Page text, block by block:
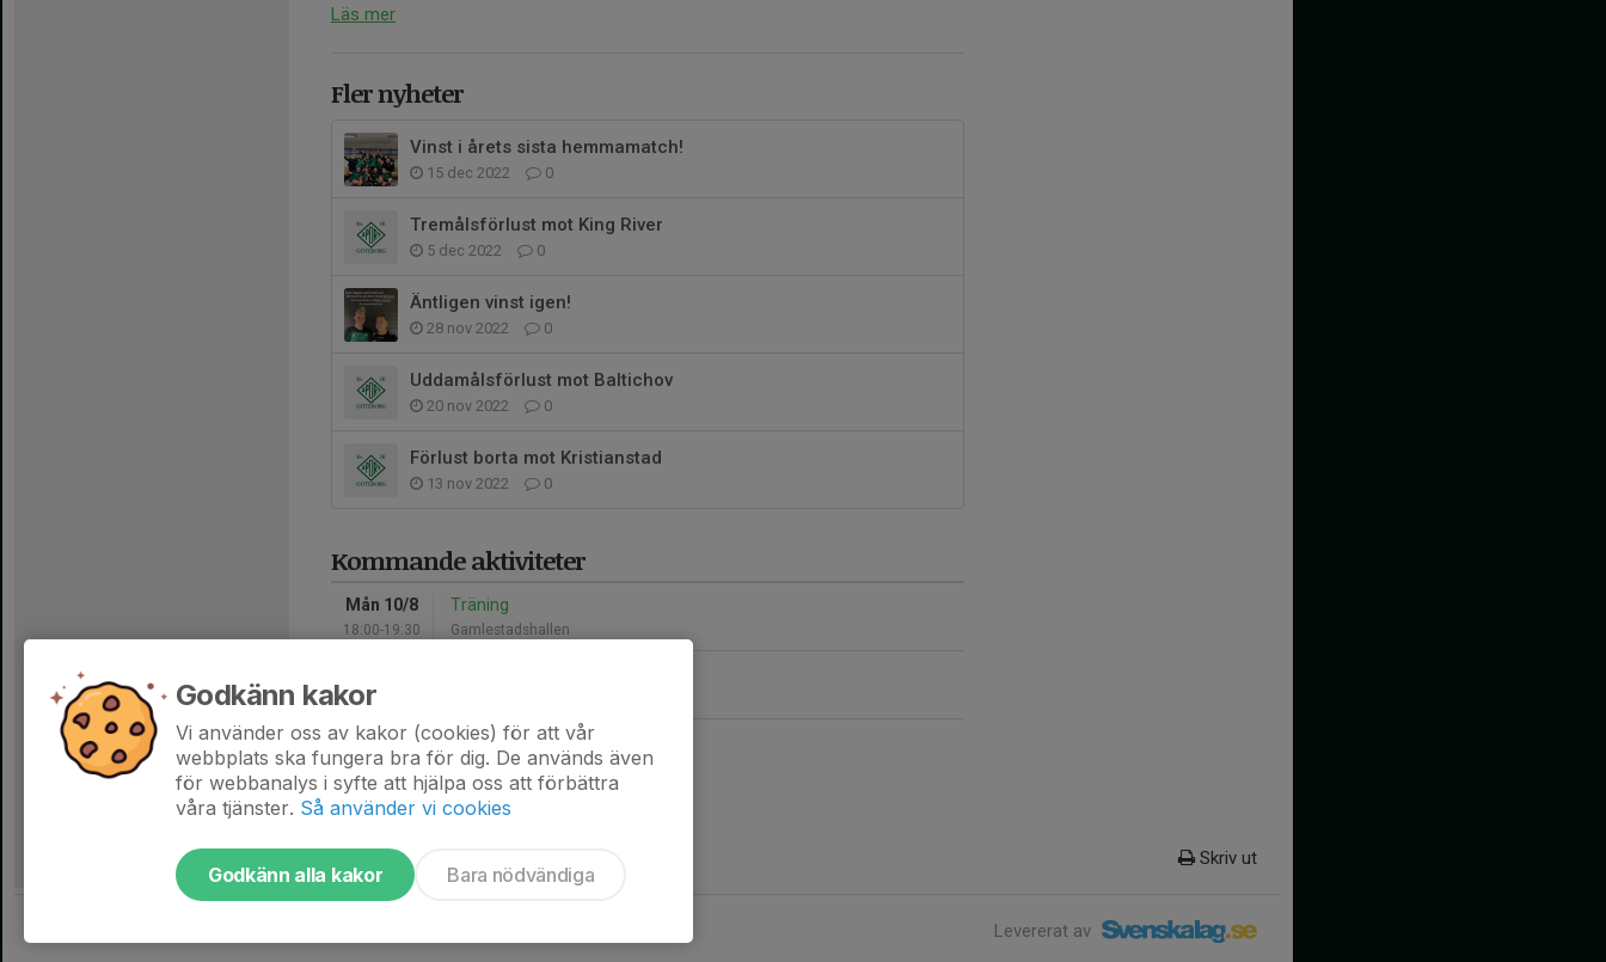
Läs mer
Fler nyheter
Vinst i årets sista hemmamatch!
15 dec 2022 0
Tremålsförlust mot King River
5 dec 2022 0
Äntligen vinst igen!
28 nov 2022 0
Uddamålsförlust mot Baltichov
20 nov 2022 0
Förlust borta mot Kristianstad
13 nov 2022 0
Kommande aktiviteter
Mån 10/8
18:00-19:30
Träning
Gamlestadshallen
18:00-19:30
Hela kalendern
Skriv ut
Levererat av
Godkänn kakor
Vi använder oss av kakor (cookies) för att vår
webbplats ska fungera bra för dig. De används även
för webbanalys i syfte att hjälpa oss att förbättra
våra tjänster. Så använder vi cookies
Godkänn alla kakor Bara nödvändiga